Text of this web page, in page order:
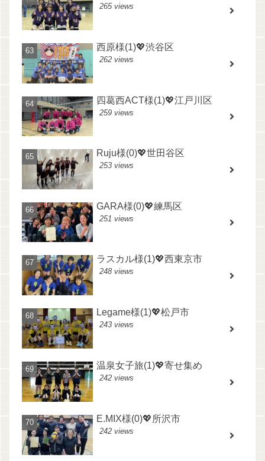
265 views
西原様(1)💖渋谷区
262 views
四葛西ACT様(1)💖江戸川区
259 views
Ruju様(0)💖世田谷区
253 views
GARA様(0)💖練馬区
251 views
ラスカル様(1)💖西東京市
248 views
Legame様(1)💖松戸市
243 views
温泉女子旅(1)💖寄せ集め
242 views
E.MIX様(0)💖所沢市
242 views